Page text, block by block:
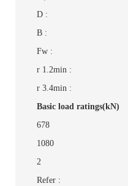
D :
B :
Fw :
r 1.2min :
r 3.4min :
Basic load ratings(kN)
678
1080
2
Refer :